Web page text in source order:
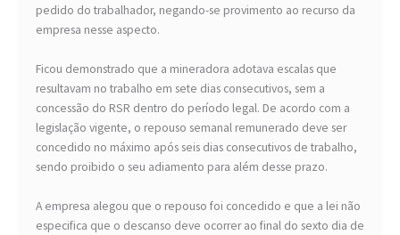
pedido do trabalhador, negando-se provimento ao recurso da
empresa nesse aspecto.
Ficou demonstrado que a mineradora adotava escalas que
resultavam no trabalho em sete dias consecutivos, sem a
concessão do RSR dentro do período legal. De acordo com a
legislação vigente, o repouso semanal remunerado deve ser
concedido no máximo após seis dias consecutivos de trabalho,
sendo proibido o seu adiamento para além desse prazo.
A empresa alegou que o repouso foi concedido e que a lei não
especifica que o descanso deve ocorrer ao final do sexto dia de